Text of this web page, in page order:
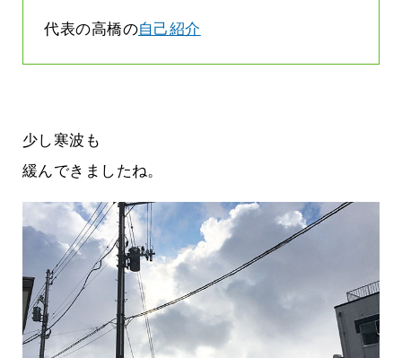
代表の高橋の自己紹介
少し寒波も
緩んできましたね。